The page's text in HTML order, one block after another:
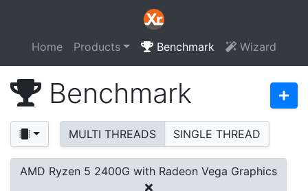
Home Products Benchmark Wizard
Benchmark
MULTI THREADS SINGLE THREAD
AMD Ryzen 5 2400G with Radeon Vega Graphics